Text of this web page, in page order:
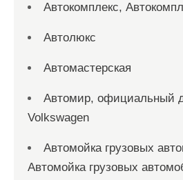
Автокомплекс,
Автолюкс
Автомастерская
Автомир, официальный
Volkswagen
Автомойка грузовых
Автомойка грузовых